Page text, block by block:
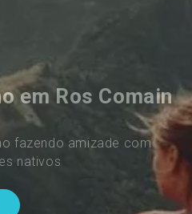
em Ros Comain
fazendo amizade com
nativos